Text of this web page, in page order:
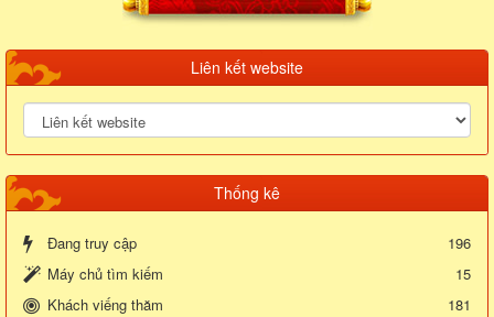
Liên kết website
Thống kê
Đang truy cập
196
Máy chủ tìm kiếm
15
Khách viếng thăm
181